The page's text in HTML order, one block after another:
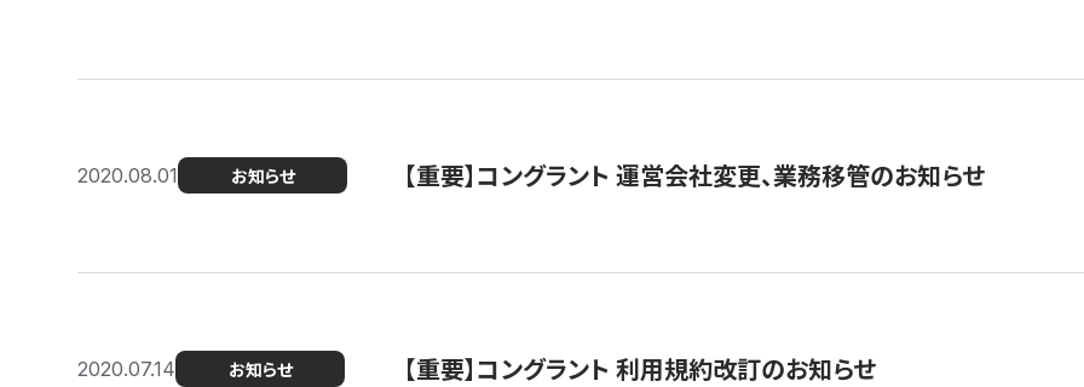
2020.08.01 お知らせ 【重要】コングラント 運営会社変更、業務移管のお知らせ
2020.07.14 お知らせ 【重要】コングラント 利用規約改訂のお知らせ